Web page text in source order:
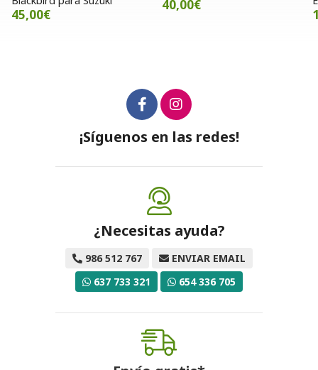
45,00€
40,00€
¡Síguenos en las redes!
¿Necesitas ayuda?
986 512 767
ENVIAR EMAIL
637 733 321
654 336 705